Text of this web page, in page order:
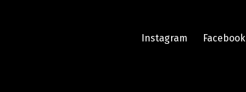
Instagram Facebook